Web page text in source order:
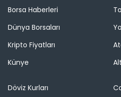
Borsa Haberleri
Dünya Borsaları
Kripto Fiyatları
Künye
Döviz Kurları